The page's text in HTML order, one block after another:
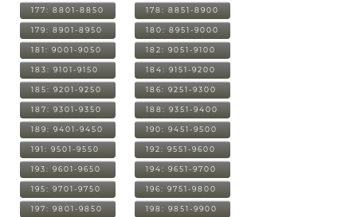
177: 8801-8850 178: 8851-8900
179: 8901-8950 180: 8951-9000
181: 9001-9050 182: 9051-9100
183: 9101-9150 184: 9151-9200
185: 9201-9250 186: 9251-9300
187: 9301-9350 188: 9351-9400
189: 9401-9450 190: 9451-9500
191: 9501-9550 192: 9551-9600
193: 9601-9650 194: 9651-9700
195: 9701-9750 196: 9751-9800
197: 9801-9850 198: 9851-9900